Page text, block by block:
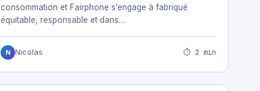
consommation et Fairphone s’engage à fabriqué
équitable, responsable et dans…
N Nicolas ⏱ 2 min